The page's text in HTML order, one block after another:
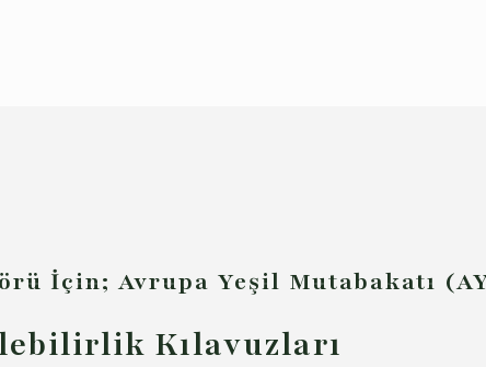
İçin; Avrupa Yeşil Mutabakatı
Kılavuzları